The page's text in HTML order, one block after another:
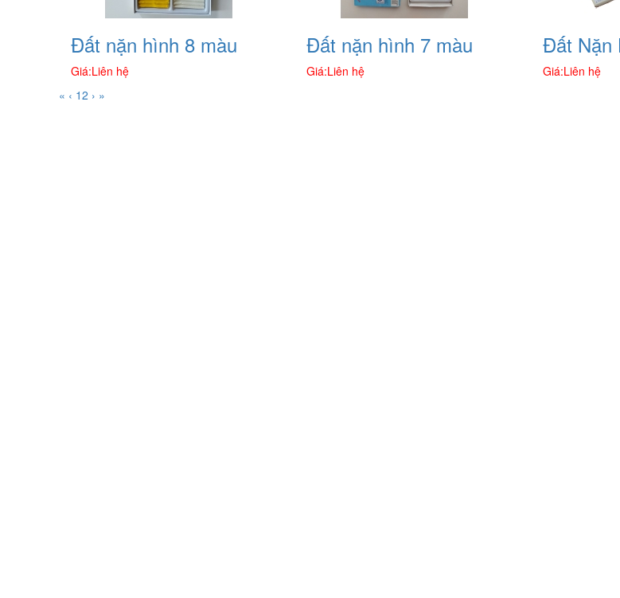
Đất nặn hình 8 màu
Giá:Liên hệ
Đất nặn hình 7 màu
Giá:Liên hệ
Đất Nặn
Giá:Liên hệ
« ‹ 12 › »